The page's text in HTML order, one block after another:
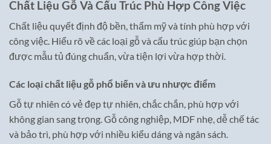
Chất Liệu Gỗ Và Cấu Trúc Phù Hợp Công Việc
Chất liệu quyết định độ bền, thẩm mỹ và tính phù hợp với
công việc. Hiểu rõ về các loại gỗ và cấu trúc giúp bạn chọn
được mẫu tủ đúng chuẩn, vừa tiện lợi vừa hợp thời.
Các loại chất liệu gỗ phổ biến và ưu nhược điểm
Gỗ tự nhiên có vẻ đẹp tự nhiên, chắc chắn, phù hợp với
không gian sang trọng. Gỗ công nghiệp, MDF nhẹ, dễ chế tác
và bảo trì, phù hợp với nhiều kiểu dáng và ngân sách.